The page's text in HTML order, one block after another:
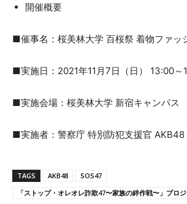
開催概要
■催事名：桜美林大学 百桜祭 着物ファッ
■実施日：2021年11月7日（日） 13:00～
■実施会場：桜美林大学 新宿キャンパス
■実施者：警察庁 特別防犯支援官
TAGS AKB48
SOS47
「ストップ・オレオレ詐欺47〜家族の絆作戦〜」プロ